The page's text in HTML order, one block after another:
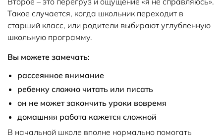
Такое случается, когда школьник переходит в
старший класс, или родители выбирают углубленную
школьную программу.
Вы можете замечать:
рассеянное внимание
ребенку сложно читать или писать
он не может закончить уроки вовремя
домашняя работа кажется сложной
В начальной школе вполне нормально помогать